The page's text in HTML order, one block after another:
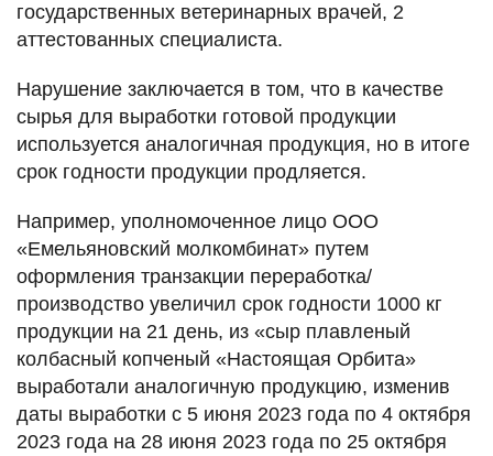
государственных ветеринарных врачей, 2
аттестованных специалиста.
Нарушение заключается в том, что в качестве
сырья для выработки готовой продукции
используется аналогичная продукция, но в итоге
срок годности продукции продляется.
Например, уполномоченное лицо ООО
«Емельяновский молкомбинат» путем
оформления транзакции переработка/
производство увеличил срок годности 1000 кг
продукции на 21 день, из «сыр плавленый
колбасный копченый «Настоящая Орбита»
выработали аналогичную продукцию, изменив
даты выработки с 5 июня 2023 года по 4 октября
2023 года на 28 июня 2023 года по 25 октября